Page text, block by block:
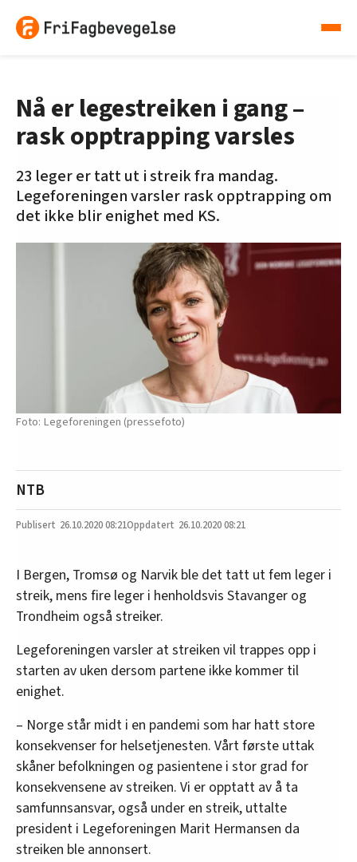
Nå er legestreiken i gang –
rask opptrapping varsles
23 leger er tatt ut i streik fra mandag.
Legeforeningen varsler rask opptrapping om
det ikke blir enighet med KS.
Legeforeningen (pressefoto)
NTB
26.10.202008:21 26.10.2020 08:21
I Bergen, Tromsø og Narvik ble det tatt ut fem leger i
streik, mens fire leger i henholdsvis Stavanger og
Trondheim også streiker.
Legeforeningen varsler at streiken vil trappes opp i
starten av uken dersom partene ikke kommer til
enighet.
– Norge står midt i en pandemi som har hatt store
konsekvenser for helsetjenesten. Vårt første uttak
skåner befolkningen og pasientene i stor grad for
konsekvensene av streiken. Vi er opptatt av å ta
samfunnsansvar, også under en streik, uttalte
president i Legeforeningen Marit Hermansen da
streiken ble annonsert.